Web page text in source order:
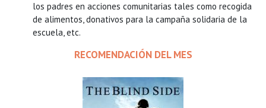
los padres en acciones comunitarias tales como recogida
de alimentos, donativos para la campaña solidaria de la
escuela, etc.
RECOMENDACIÓN DEL MES